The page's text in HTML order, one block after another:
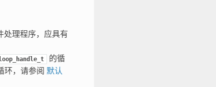
处理程序，应具有
的循
环，请参阅 默认